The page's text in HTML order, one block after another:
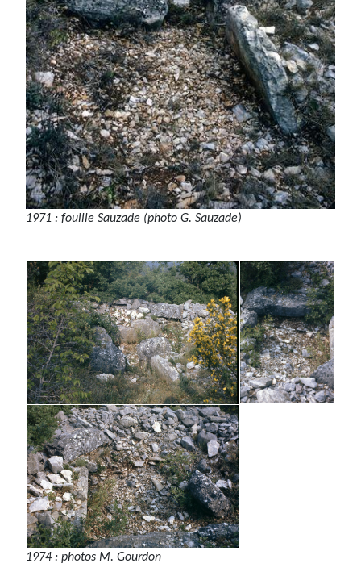
1971 : fouille Sauzade (photo G. Sauzade)
1974 : photos M. Gourdon